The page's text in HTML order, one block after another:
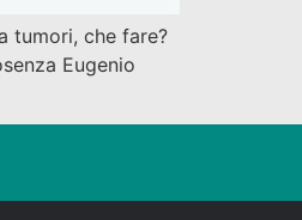
tumori, che fare?
Eugenio